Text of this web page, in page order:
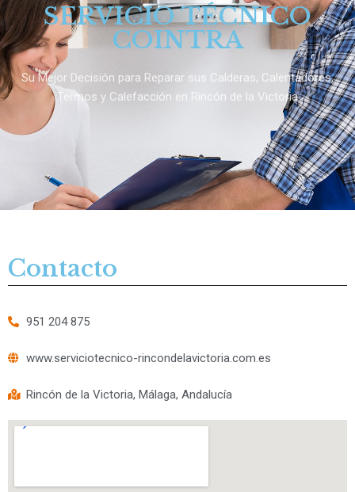
SERVICIO TÉCNICO
COINTRA
Su Mejor Decisión para Reparar sus Calderas, Calentadores,
Termos y Calefacción en Rincón de la Victoria
Contacto
951 204 875
www.serviciotecnico-rincondelavictoria.com.es
Rincón de la Victoria, Málaga, Andalucía